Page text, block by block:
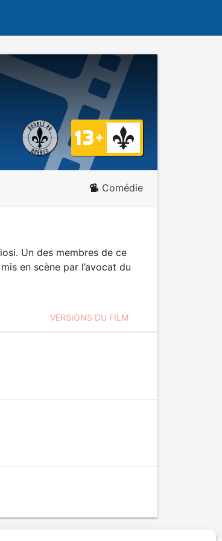
Comédie
Un des membres de ce
en scène par l’avocat du
VERSIONS DU FILM